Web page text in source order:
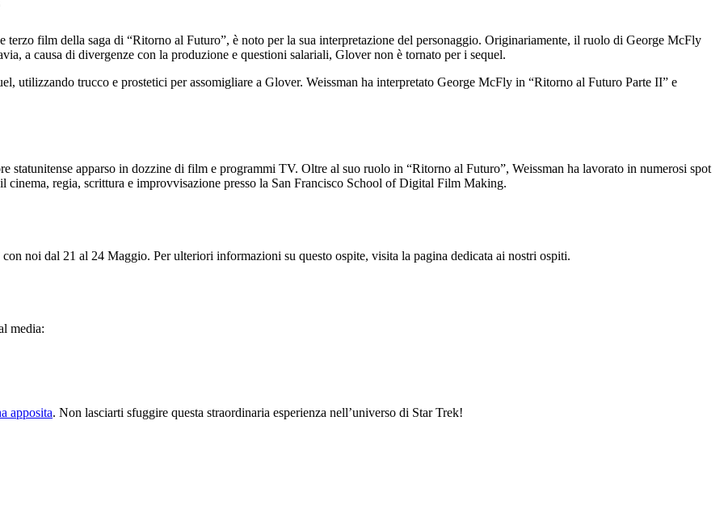
terzo film della saga di “Ritorno al Futuro”, è noto per la sua interpretazione del personaggio. Originariamente, il ruolo di George McFly
a causa di divergenze con la produzione e questioni salariali, Glover non è tornato per i sequel.
utilizzando trucco e prostetici per assomigliare a Glover. Weissman ha interpretato George McFly in “Ritorno al Futuro Parte II” e
statunitense apparso in dozzine di film e programmi TV. Oltre al suo ruolo in “Ritorno al Futuro”, Weissman ha lavorato in numerosi spot
regia, scrittura e improvvisazione presso la San Francisco School of Digital Film Making.
noi dal 21 al 24 Maggio. Per ulteriori informazioni su questo ospite, visita la pagina dedicata ai nostri ospiti.
media:
apposita. Non lasciarti sfuggire questa straordinaria esperienza nell’universo di Star Trek!